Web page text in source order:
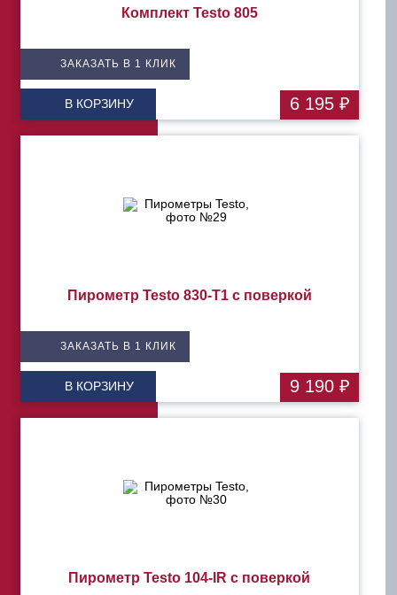
Комплект Testo 805
ЗАКАЗАТЬ В 1 КЛИК
В КОРЗИНУ 6 195 ₽
Пирометр Testo 830-T1 с поверкой
ЗАКАЗАТЬ В 1 КЛИК
В КОРЗИНУ 9 190 ₽
Пирометр Testo 104-IR с поверкой